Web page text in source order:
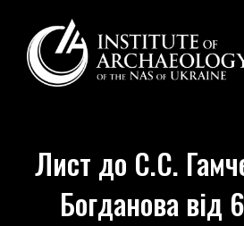
Лист до С.С.
Богданова від